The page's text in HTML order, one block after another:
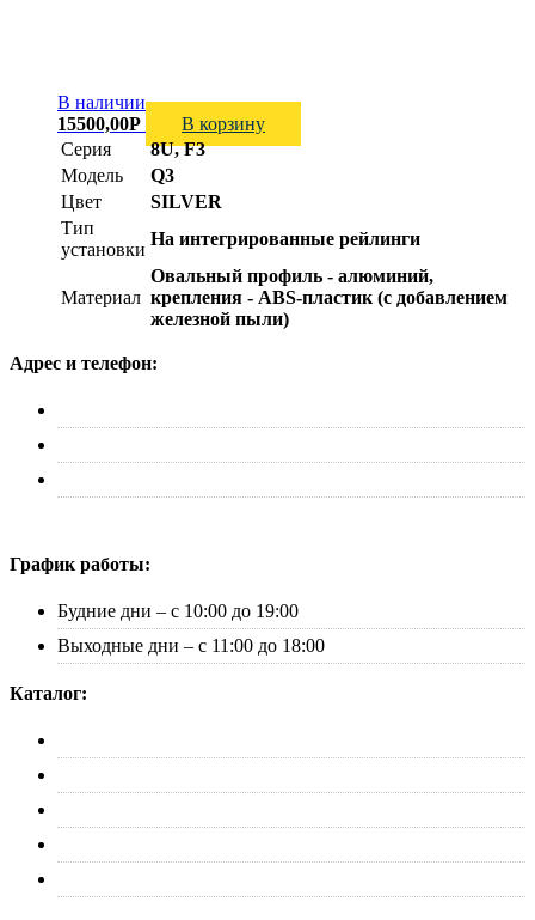
В наличии
15500,00Р
В корзину
Серия
8U, F3
Модель
Q3
Цвет
SILVER
Тип
установки
На интегрированные рейлинги
Материал
Овальный профиль - алюминий,
крепления - ABS-пластик (с добавлением
железной пыли)
Адрес и телефон:
График работы:
Будние дни – с 10:00 до 19:00
Выходные дни – с 11:00 до 18:00
Каталог: